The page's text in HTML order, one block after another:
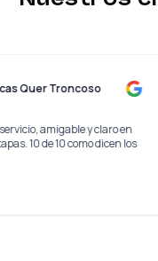
buen servicio, amigable y claro
las etapas. 10 de 10 como dicen
Lucas Quer Troncoso